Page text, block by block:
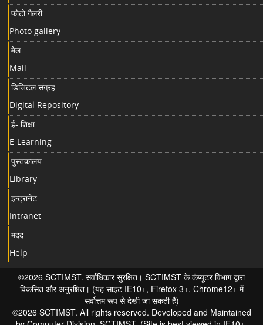
फोटो गैलरी
Photo gallery
मेल
Mail
डिजिटल संग्रह
Digital Repository
ई- शिक्षा
E-Learning
पुस्तकालय
Library
इन्ट्रानेट
Intranet
मदद
Help
©2026 SCTIMST. सर्वाधिकार सुरक्षित। SCTIMST के कंप्यूटर विभाग द्वारा
विकसित और अनुरक्षित। (यह साइट IE10+, Firefox 3+, Chrome12+ में
सर्वोत्तम रूप से देखी जा सकती है)
©2026 SCTIMST. All rights reserved. Developed and Maintained